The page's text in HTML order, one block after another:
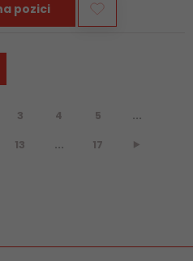
pozici
3 4 5 ...
13 ... 17 ⯈